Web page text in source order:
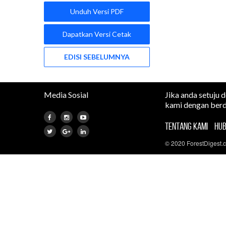
Unduh Versi PDF
Dapatkan Versi Cetak
EDISI SEBELUMNYA
Media Sosial
Jika anda setuju
kami dengan
TENTANG KAMI
© 2020